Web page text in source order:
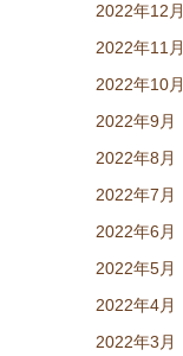
2022年12月
2022年11月
2022年10月
2022年9月
2022年8月
2022年7月
2022年6月
2022年5月
2022年4月
2022年3月